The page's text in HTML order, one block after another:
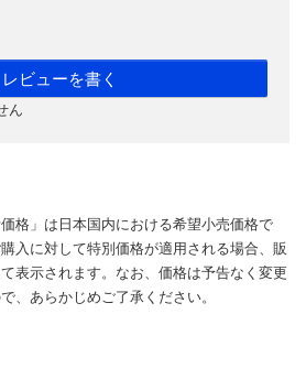
レビューを書く
ん
格」は日本国内における希望小売価格で
入に対して特別価格が適用される場合、販
表示されます。なお、価格は予告なく変更
、あらかじめご了承ください。